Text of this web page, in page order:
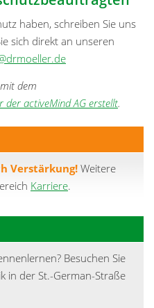
haben, schreiben Sie uns
sich direkt an unseren
dem
der activeMind AG erstellt.
Verstärkung! Weitere
Karriere.
Besuchen Sie
in der St.-German-Straße